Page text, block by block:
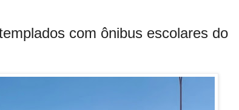
com ônibus escolares do